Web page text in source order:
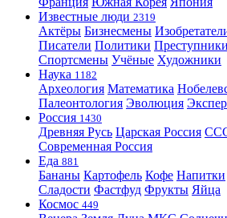
Известные люди 2319
Актёры Бизнесмены
Писатели Политики Преступники
Спортсмены Учёные Художники
Наука 1182
Археология Математика
Палеонтология Эволюция
Россия 1430
Древняя Русь Царская Россия
Современная Россия
Еда 881
Бананы Картофель Кофе Напитки
Сладости Фастфуд Фрукты Яйца
Космос 449